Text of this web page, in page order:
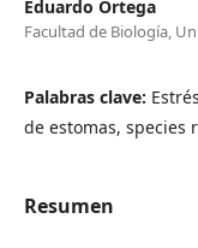
Eduardo Ortega
Facultad de Biología,
Palabras clave:
de estomas, species
Resumen